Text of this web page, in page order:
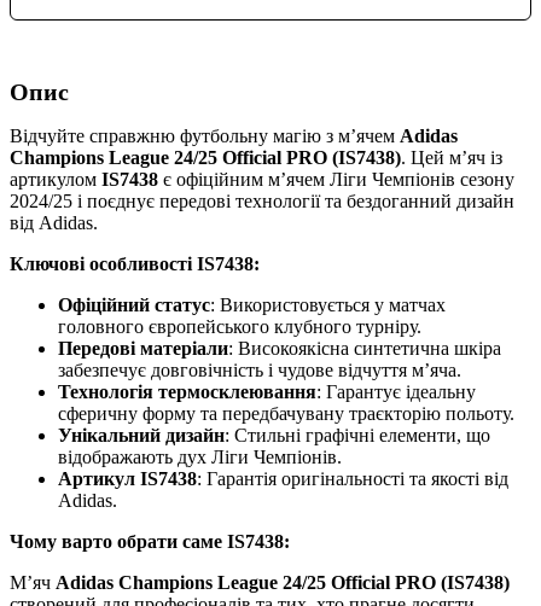
Опис
Відчуйте справжню футбольну магію з м’ячем Adidas
Champions League 24/25 Official PRO (IS7438). Цей м’яч із
артикулом IS7438 є офіційним м’ячем Ліги Чемпіонів сезону
2024/25 і поєднує передові технології та бездоганний дизайн
від Adidas.
Ключові особливості IS7438:
Офіційний статус: Використовується у матчах
головного європейського клубного турніру.
Передові матеріали: Високоякісна синтетична шкіра
забезпечує довговічність і чудове відчуття м’яча.
Технологія термосклеювання: Гарантує ідеальну
сферичну форму та передбачувану траєкторію польоту.
Унікальний дизайн: Стильні графічні елементи, що
відображають дух Ліги Чемпіонів.
Артикул IS7438: Гарантія оригінальності та якості від
Adidas.
Чому варто обрати саме IS7438:
М’яч Adidas Champions League 24/25 Official PRO (IS7438)